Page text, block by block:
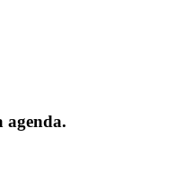
agenda.